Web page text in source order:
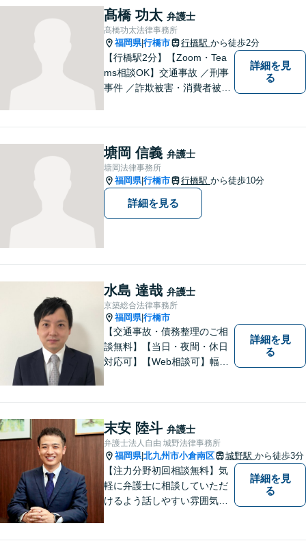
多数の分野に対応可能。是非
一度お気軽ご相談ください。
髙橋 功太 弁護士
髙橋功太法律事務所
福岡県|行橋市 行橋駅 から徒歩2分
【行橋駅2分】【Zoom・Tea
ms相談OK】交通事故 ／刑事
事件 ／詐欺被害・消費者被害
す。英語対応OK！【専用駐車
場あり】
詳細を見
る
塘岡 信義 弁護士
塘岡法律事務所
福岡県|行橋市 行橋駅 から徒歩10分
詳細を見る
水島 達哉 弁護士
京築総合法律事務所
福岡県|行橋市
【交通事故・債務整理のご相
談無料】【当日・夜間・休日
対応可】【Web相談可】幅広
い。
詳細を見
る
末安 陸斗 弁護士
弁護士法人自由 城野法律事務所
福岡県|北九州市小倉南区 城野駅 から徒歩3分
【注力分野初回相談無料】気
軽に弁護士に相談していただ
けるよう話しやすい雰囲気を
詳細を見
る